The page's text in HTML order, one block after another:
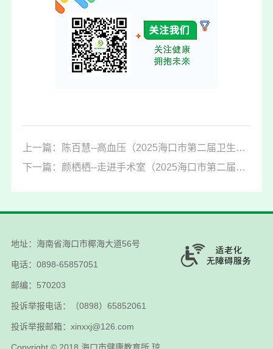
上一篇：陈百慧--高血压（2025海口市第二届卫生健康知识脱口秀大赛十佳复赛作品）
下一篇：颜栖栖--走进手术室（2025海口市第二届卫生健康知识脱口秀大赛十佳复赛作品）
地址：海南省海口市椰海大道56号
电话：0898-65857051
邮编：570203
投诉举报电话：（0898）65852061
投诉举报邮箱：xinxxj@126.com